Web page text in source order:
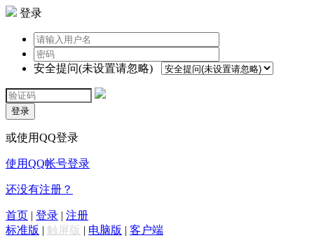
登录
安全提问(未设置请忽略)
登录
或使用QQ登录
使用QQ帐号登录
还没有注册？
首页 | 登录 | 注册
标准版 | 触屏版 | 电脑版 | 客户端